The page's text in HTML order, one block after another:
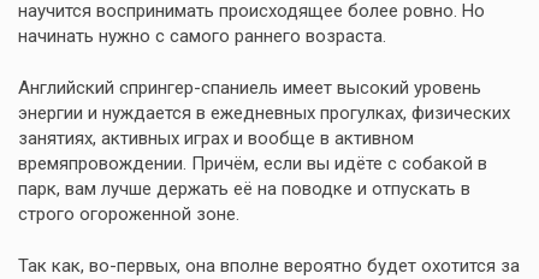
научится воспринимать происходящее более ровно. Но
начинать нужно с самого раннего возраста.
Английский спрингер-спаниель имеет высокий уровень
энергии и нуждается в ежедневных прогулках, физических
занятиях, активных играх и вообще в активном
времяпровождении. Причём, если вы идёте с собакой в
парк, вам лучше держать её на поводке и отпускать в
строго огороженной зоне.
Так как, во-первых, она вполне вероятно будет охотится за